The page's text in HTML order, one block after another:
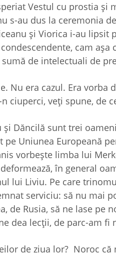
Vestul cu prostia şi
s-au dus la ceremonia
şi Viorica i-au lipsit
cam
de intelectuali de
Nu era cazul. Era
ciuperci, veţi spune, de
şi Dăncilă sunt trei
Uniunea Europeană
vorbeşte limba lui
în general
lui Liviu. Pe care
serviciu: să nu mai
de Rusia, să ne lase pe
dea lecţii, de parc-am
de ziua lor? Noroc